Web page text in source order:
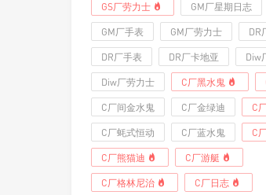
GS厂劳力士 GM厂星期日志
GM厂手表 GM厂劳力士 DR
DR厂手表 DR厂卡地亚 Diw
Diw厂劳力士 C厂黑水鬼
C厂间金水鬼 C厂金绿迪 C
C厂蚝式恒动 C厂蓝水鬼 C
C厂熊猫迪 C厂游艇
C厂格林尼治 C厂日志